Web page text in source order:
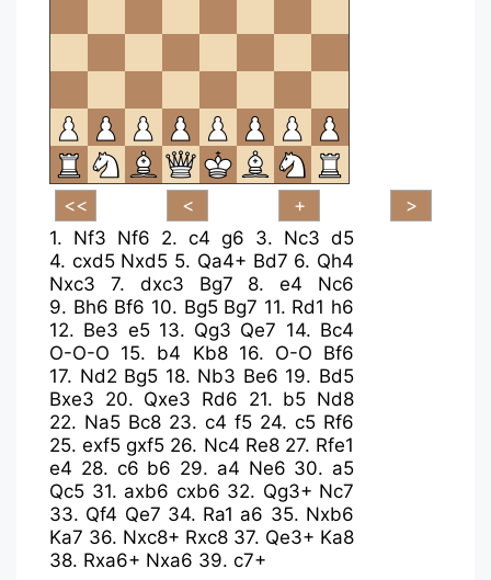
1. Nf3 Nf6 2. c4 g6 3. Nc3 d5
4. cxd5 Nxd5 5. Qa4+ Bd7 6. Qh4
Nxc3
7. dxc3 Bg7 8.e4
Nc6
9. Bh6 Bf6 10. Bg5 Bg7 11. Rd1 h6
12. Be3 e5 13. Qg3 Qe7 14. Bc4
O-O-O 15. b4 Kb8 16. O-O Bf6
17. Nd2 Bg5 18. Nb3 Be6 19. Bd5
Bxe3 20. Qxe3 Rd6 21. b5 Nd8
22. Na5 Bc8 23. c4 f5 24. c5 Rf6
25.exf5 gxf5 26. Nc4 Re8 27. Rfe1
e4 28. c6 b6 29. a4 Ne6 30. a5
Qc5 31. axb6 cxb6 32. Qg3+ Nc7
33. Qf4 Qe7 34. Ra1 a6 35. Nxb6
Ka7 36. Nxc8+ Rxc8 37. Qe3+ Ka8
38. Rxa6+ Nxa6 39. c7+